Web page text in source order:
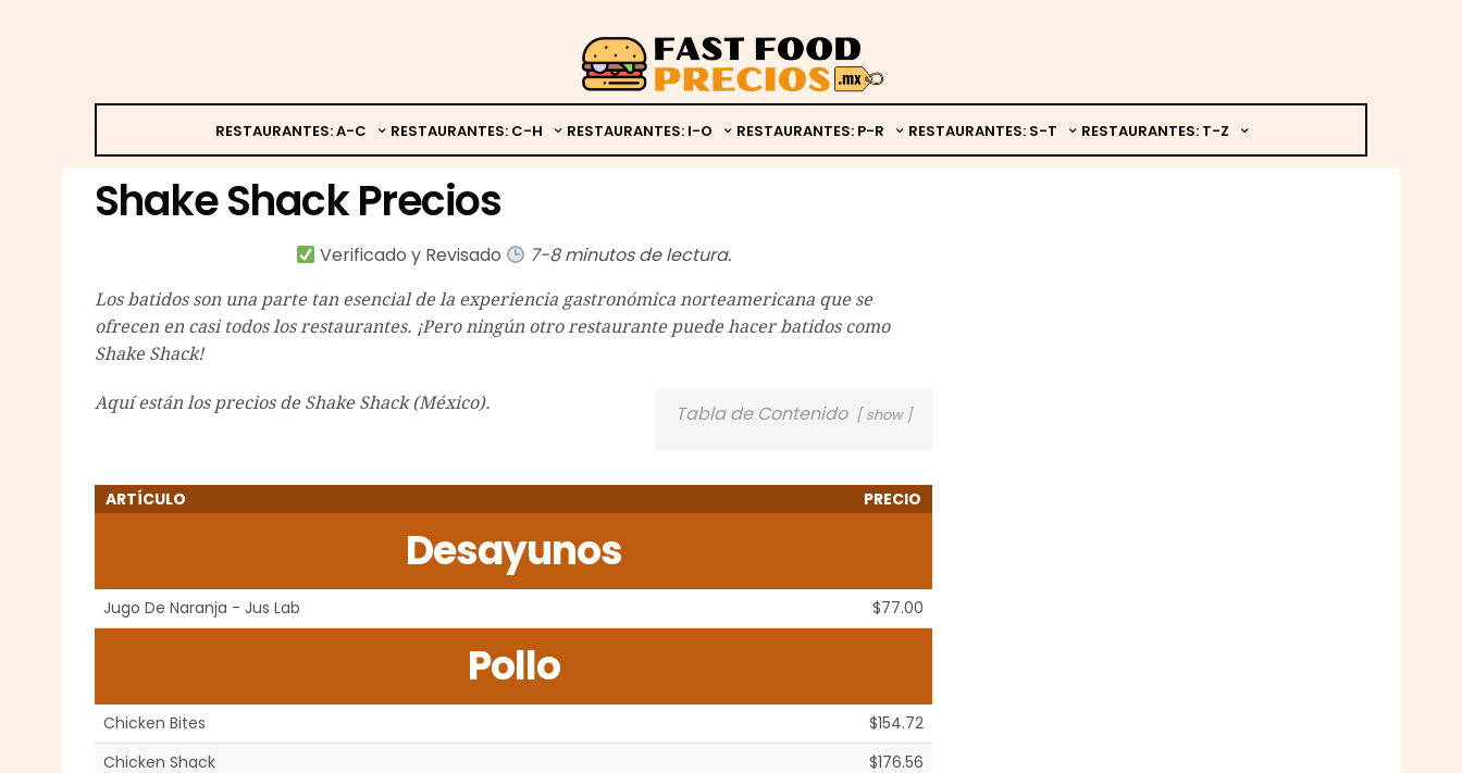
RESTAURANTES: A-C RESTAURANTES: C-H RESTAURANTES: I-O RESTAURANTES: P-R RESTAURANTES: S-T RESTAURANTES: T-Z
Shake Shack Precios
Verificado y Revisado 7-8 minutos de lectura.
Los batidos son una parte tan esencial de la experiencia gastronómica norteamericana que se
ofrecen en casi todos los restaurantes. ¡Pero ningún otro restaurante puede hacer batidos como
Shake Shack!
Tabla de Contenido show
Aquí están los precios de Shake Shack (México).
ARTÍCULO PRECIO
Desayunos
Jugo De Naranja - Jus Lab $77.00
Pollo
Chicken Bites
$154.72
Chicken Shack
$176.56